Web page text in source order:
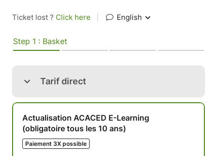
Ticket lost ? Click here English
Step 1 : Basket
Tarif direct
Actualisation ACACED E-Learning
(obligatoire tous les 10 ans)
Paiement 3X possible